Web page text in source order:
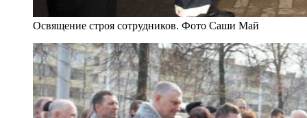
Освящение строя сотрудников. Фото Саши Май